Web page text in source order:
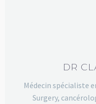
DR
Médecin spécialiste
Surgery,